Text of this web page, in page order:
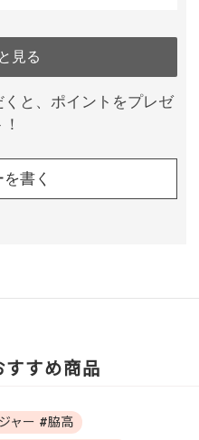
見る
と、ポイントをプレゼ
書く
すめ商品
ャー #脇高